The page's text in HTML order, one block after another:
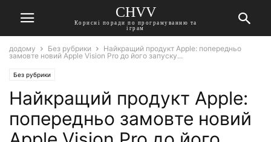
CHVV
Корисні поради по програмуванню та
іграм
додому Без рубрики
Найкращий продукт Apple: попередньо
замовте новий Apple Vision Pro до його запуску...
Без рубрики
Найкращий продукт Apple:
попередньо замовте новий